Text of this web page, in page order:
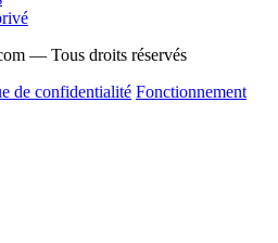
— Tous droits réservés
de confidentialité Fonctionnement